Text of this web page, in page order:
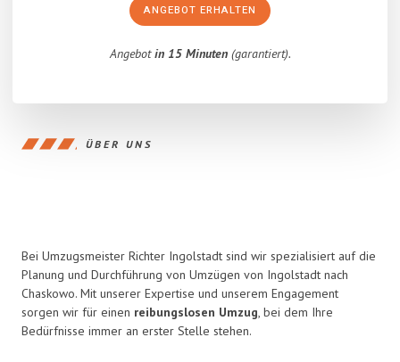
ANGEBOT ERHALTEN
Angebotin 15 Minuten(garantiert).
ÜBER UNS
Bei Umzugsmeister Richter Ingolstadt sind wir spezialisiert auf die
Planung und Durchführung von Umzügen von Ingolstadt nach
Chaskowo. Mit unserer Expertise und unserem Engagement
sorgen wir für einen reibungslosen Umzug, bei dem Ihre
Bedürfnisse immer an erster Stelle stehen.